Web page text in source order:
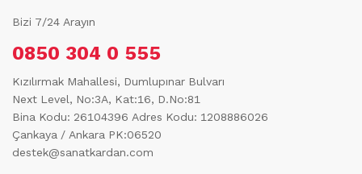
Bizi 7/24 Arayın
0850 304 0 555
Kızılırmak Mahallesi, Dumlupınar Bulvarı
Next Level, No:3A, Kat:16, D.No:81
Bina Kodu: 26104396 Adres Kodu: 1208886026
Çankaya / Ankara PK:06520
destek@sanatkardan.com